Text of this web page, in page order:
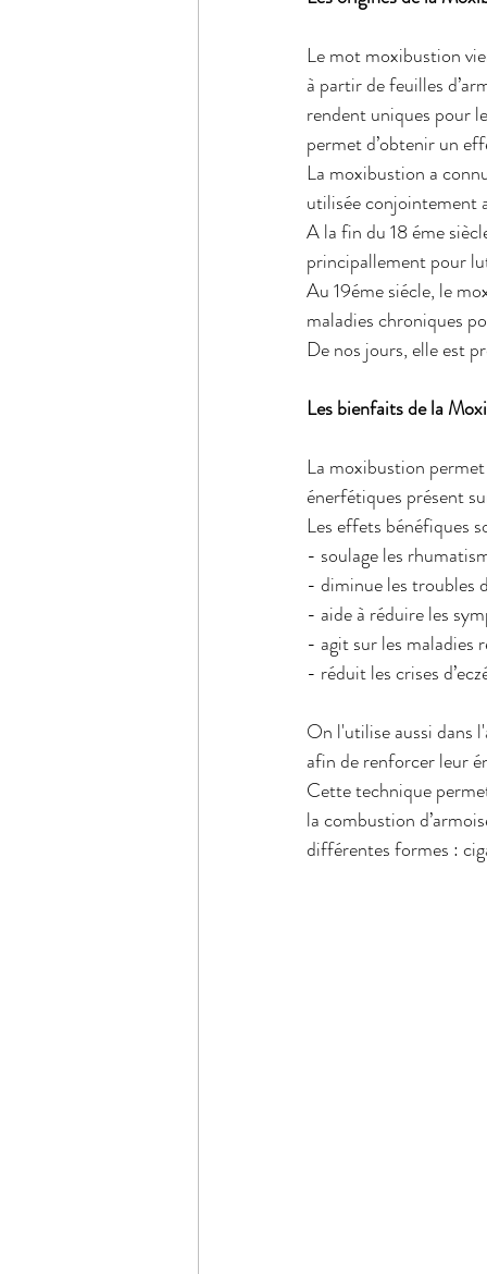
Le mot moxibustion
à partir de feuilles
rendent uniques pour
permet d’obtenir un
La moxibustion a
utilisée conjointement
A la fin du 18 éme
principallement pour
Au 19éme siécle, le
maladies chroniques
De nos jours, elle est
Les bienfaits de la
La moxibustion
énerfétiques présent
Les effets bénéfiques
- soulage les
- diminue les troubles
- aide à réduire les
- agit sur les maladies
- réduit les crises
On l'utilise aussi dans
afin de renforcer leur
Cette technique
la combustion
différentes formes :